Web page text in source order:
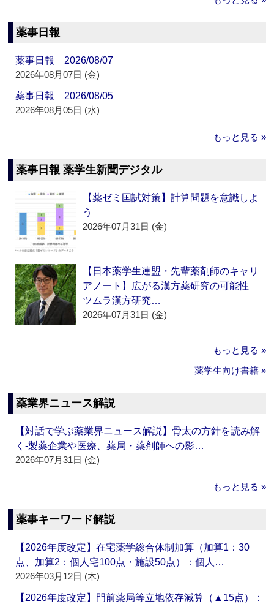
薬事日報
薬事日報 2026/08/07
2026年08月07日 (金)
薬事日報 2026/08/05
2026年08月05日 (水)
もっと見る »
薬事日報 薬学生新聞デジタル
【薬ゼミ国試対策】計算問題を意識しよ
う
2026年07月31日 (金)
【日本薬学生連盟・先輩薬剤師のキャリ
アノート】広がる漢方薬研究の可能性
ツムラ漢方研究…
2026年07月31日 (金)
もっと見る »
薬学生向け書籍 »
薬業界ニュース解説
【対話で学ぶ薬業界ニュース解説】骨太の方針を読み解
く‐製薬企業や医療、薬局・薬剤師への影…
2026年07月31日 (金)
もっと見る »
薬事キーワード解説
【2026年度改定】在宅薬学総合体制加算（加算1：30
点、加算2：個人宅100点・施設50点）：個人…
2026年03月12日 (木)
【2026年度改定】門前薬局等立地依存減算（▲15点）：